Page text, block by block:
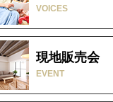
VOICES
現地販売会
EVENT